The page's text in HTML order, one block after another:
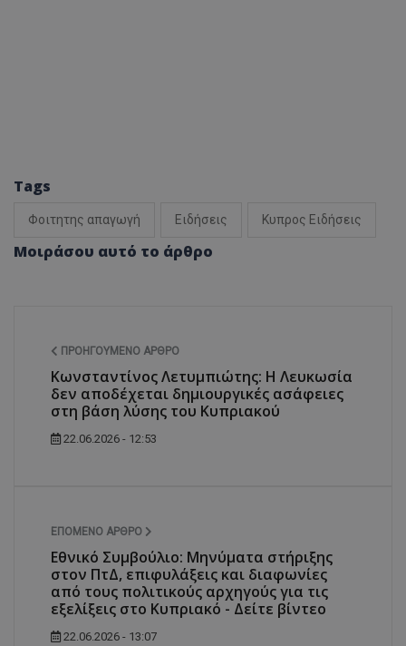
Tags
Φοιτητης απαγωγή Ειδήσεις Κυπρος Ειδήσεις
Μοιράσου αυτό το άρθρο
ΠΡΟΗΓΟΎΜΕΝΟ ΆΡΘΡΟ
Κωνσταντίνος Λετυμπιώτης: Η Λευκωσία
δεν αποδέχεται δημιουργικές ασάφειες
στη βάση λύσης του Κυπριακού
22.06.2026 - 12:53
ΕΠΌΜΕΝΟ ΆΡΘΡΟ
Εθνικό Συμβούλιο: Μηνύματα στήριξης
στον ΠτΔ, επιφυλάξεις και διαφωνίες
από τους πολιτικούς αρχηγούς για τις
εξελίξεις στο Κυπριακό - Δείτε βίντεο
22.06.2026 - 13:07